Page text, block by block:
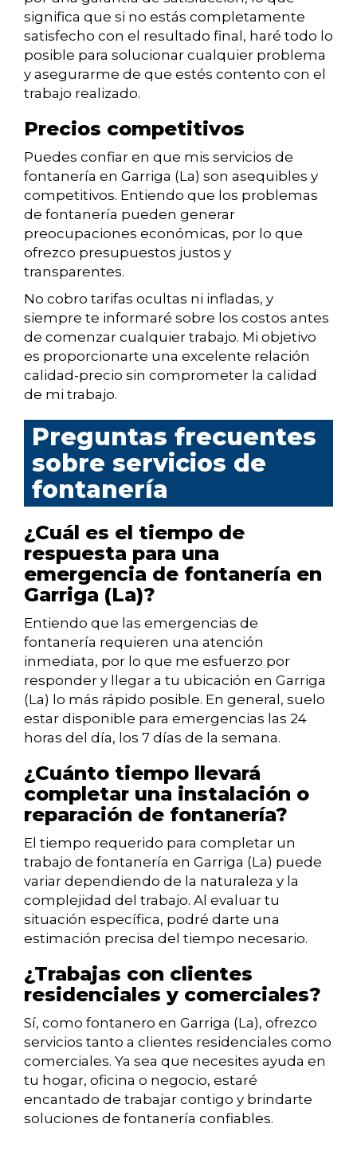
significa que si no estás completamente
satisfecho con el resultado final, haré todo lo
posible para solucionar cualquier problema
y asegurarme de que estés contento con el
trabajo realizado.
Precios competitivos
Puedes confiar en que mis servicios de
fontanería en Garriga (La) son asequibles y
competitivos. Entiendo que los problemas
de fontanería pueden generar
preocupaciones económicas, por lo que
ofrezco presupuestos justos y
transparentes.
No cobro tarifas ocultas ni infladas, y
siempre te informaré sobre los costos antes
de comenzar cualquier trabajo. Mi objetivo
es proporcionarte una excelente relación
calidad-precio sin comprometer la calidad
de mi trabajo.
Preguntas frecuentes
sobre servicios de
fontanería
¿Cuál es el tiempo de
respuesta para una
emergencia de fontanería en
Garriga (La)?
Entiendo que las emergencias de
fontanería requieren una atención
inmediata, por lo que me esfuerzo por
responder y llegar a tu ubicación en Garriga
(La) lo más rápido posible. En general, suelo
estar disponible para emergencias las 24
horas del día, los 7 días de la semana.
¿Cuánto tiempo llevará
completar una instalación o
reparación de fontanería?
El tiempo requerido para completar un
trabajo de fontanería en Garriga (La) puede
variar dependiendo de la naturaleza y la
complejidad del trabajo. Al evaluar tu
situación específica, podré darte una
estimación precisa del tiempo necesario.
¿Trabajas con clientes
residenciales y comerciales?
Sí, como fontanero en Garriga (La), ofrezco
servicios tanto a clientes residenciales como
comerciales. Ya sea que necesites ayuda en
tu hogar, oficina o negocio, estaré
encantado de trabajar contigo y brindarte
soluciones de fontanería confiables.